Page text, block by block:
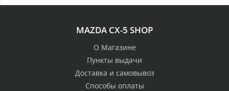
MAZDA CX-5 SHOP
О Магазине
Пункты выдачи
Доставка и самовывоз
Способы оплаты